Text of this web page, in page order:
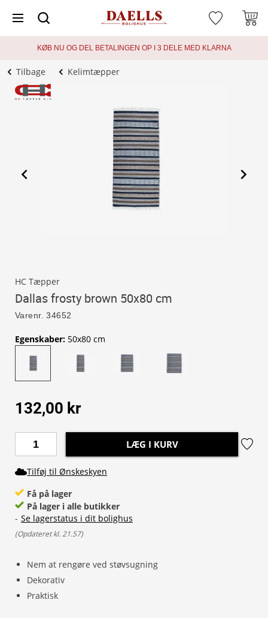
KØB NU OG DEL BETALINGEN OP I 3 DELE MED KLARNA
Tilbage Kelimtæpper
HC Tæpper
Dallas frosty brown 50x80 cm
Varenr. 34652
Nem at rengøre ved støvsugning
Dekorativ
Praktisk
Egenskaber: 50x80 cm
132,00 kr
LÆG I KURV
Tilføj til Ønskeskyen
Få på lager
På lager i alle butikker
- Se lagerstatus i dit bolighus
(Opdateret kl. 21.57)